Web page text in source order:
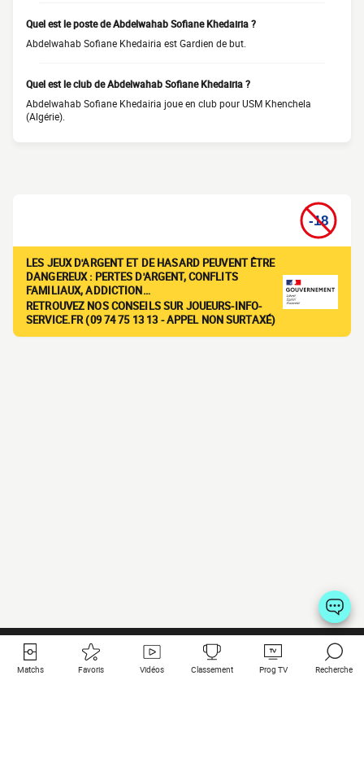
Quel est le poste de Abdelwahab Sofiane Khedairia ?
Abdelwahab Sofiane Khedairia est Gardien de but.
Quel est le club de Abdelwahab Sofiane Khedairia ?
Abdelwahab Sofiane Khedairia joue en club pour USM Khenchela
(Algérie).
LES JEUX D'ARGENT ET DE HASARD PEUVENT ÊTRE
DANGEREUX : PERTES D'ARGENT, CONFLITS
FAMILIAUX, ADDICTION…
RETROUVEZ NOS CONSEILS SUR JOUEURS-INFO-
SERVICE.FR (09 74 75 13 13 - APPEL NON SURTAXÉ)
Matchs Favoris Vidéos Classement Prog TV Recherche